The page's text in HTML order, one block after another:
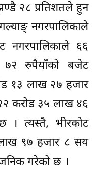
२८ प्रतिशतले हुन
नगरपालिकाले
नगरपालिकाले ६६
रुपैयाँको बजेट
१३ लाख २७ हजार
करोड ३५ लाख ४६
त्यस्तै, भीरकोट
९७ हजार ८ सय
गरेको छ ।